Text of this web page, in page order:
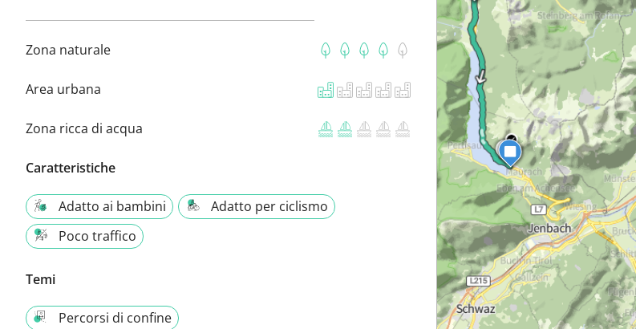
Zona naturale
Area urbana
Zona ricca di acqua
Caratteristiche
Adatto ai bambini
Adatto per ciclismo
Poco traffico
Temi
Percorsi di confine